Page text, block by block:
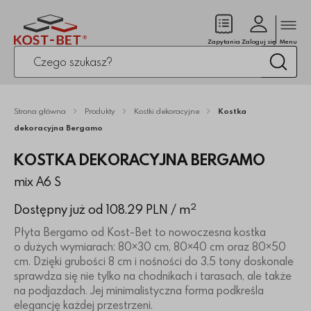
Po kliknięciu przycisku fraza zostanie wyszukana
Zapytania
(pusty)Zaloguj się Menu
Strona główna Produkty Kostki dekoracyjne
Kostka
dekoracyjna Bergamo
KOSTKA DEKORACYJNA BERGAMO
mix A6 S
Dostępny już od 108.29 PLN / m2
Płyta Bergamo od Kost-Bet to nowoczesna kostka
o dużych wymiarach: 80×30 cm, 80×40 cm oraz 80×50
cm. Dzięki grubości 8 cm i nośności do 3,5 tony doskonale
sprawdza się nie tylko na chodnikach i tarasach, ale także
na podjazdach. Jej minimalistyczna forma podkreśla
elegancję każdej przestrzeni.